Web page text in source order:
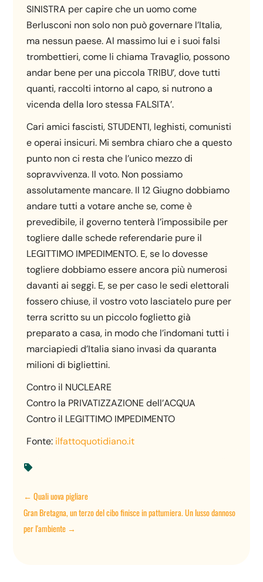
SINISTRA per capire che un uomo come
Berlusconi non solo non può governare l’Italia,
ma nessun paese. Al massimo lui e i suoi falsi
trombettieri, come li chiama Travaglio, possono
andar bene per una piccola TRIBU’, dove tutti
quanti, raccolti intorno al capo, si nutrono a
vicenda della loro stessa FALSITA’.
Cari amici fascisti, STUDENTI, leghisti, comunisti
e operai insicuri. Mi sembra chiaro che a questo
punto non ci resta che l’unico mezzo di
sopravvivenza. Il voto. Non possiamo
assolutamente mancare. Il 12 Giugno dobbiamo
andare tutti a votare anche se, come è
prevedibile, il governo tenterà l’impossibile per
togliere dalle schede referendarie pure il
LEGITTIMO IMPEDIMENTO. E, se lo dovesse
togliere dobbiamo essere ancora più numerosi
davanti ai seggi. E, se per caso le sedi elettorali
fossero chiuse, il vostro voto lasciatelo pure per
terra scritto su un piccolo foglietto già
preparato a casa, in modo che l’indomani tutti i
marciapiedi d’Italia siano invasi da quaranta
milioni di bigliettini.
Contro il NUCLEARE
Contro la PRIVATIZZAZIONE dell’ACQUA
Contro il LEGITTIMO IMPEDIMENTO
Fonte: ilfattoquotidiano.it

←Quali uova pigliare
Gran Bretagna, un terzo del cibo finisce in pattumiera. Un lusso dannoso
per l'ambiente →